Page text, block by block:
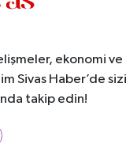
ekonomi ve
Sivas Haber’de sizi
takip edin!